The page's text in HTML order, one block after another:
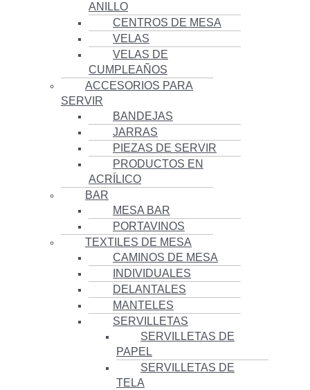
ANILLO
CENTROS DE MESA
VELAS
VELAS DE
CUMPLEAÑOS
ACCESORIOS PARA
SERVIR
BANDEJAS
JARRAS
PIEZAS DE SERVIR
PRODUCTOS EN
ACRÍLICO
BAR
MESA BAR
PORTAVINOS
TEXTILES DE MESA
CAMINOS DE MESA
INDIVIDUALES
DELANTALES
MANTELES
SERVILLETAS
SERVILLETAS DE
PAPEL
SERVILLETAS DE
TELA